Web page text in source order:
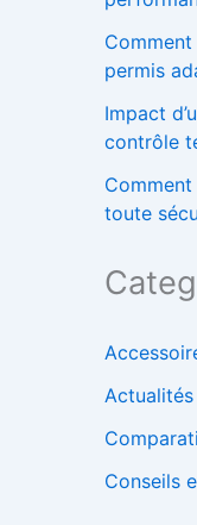
permis
Impact
contrôle
toute
Conseils